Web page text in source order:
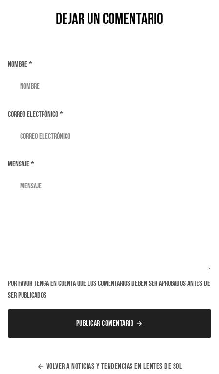
Dejar un comentario
Nombre *
Correo electrónico *
Mensaje *
Por favor tenga en cuenta que los comentarios deben ser aprobados antes de
ser publicados
PUBLICAR COMENTARIO arrow_forward
arrow_back VOLVER A NOTICIAS Y TENDENCIAS EN LENTES DE SOL